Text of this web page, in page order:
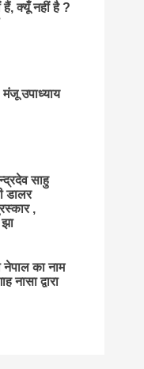
क्यूँ नहीं है ?
उपाध्याय
साहु
डालर
,
का नाम
नासा द्वारा